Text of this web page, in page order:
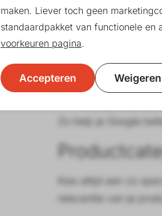
relevante
Let daarbij op:
Gebruik unieke
Verwerk
Zo help je Google
Kies altijd een zo
relevantie van je
maken. Liever toch geen
standaardpakket van functionele en
voorkeuren pagina.
Accepteren Weigeren